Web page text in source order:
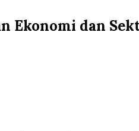
Ekonomi dan